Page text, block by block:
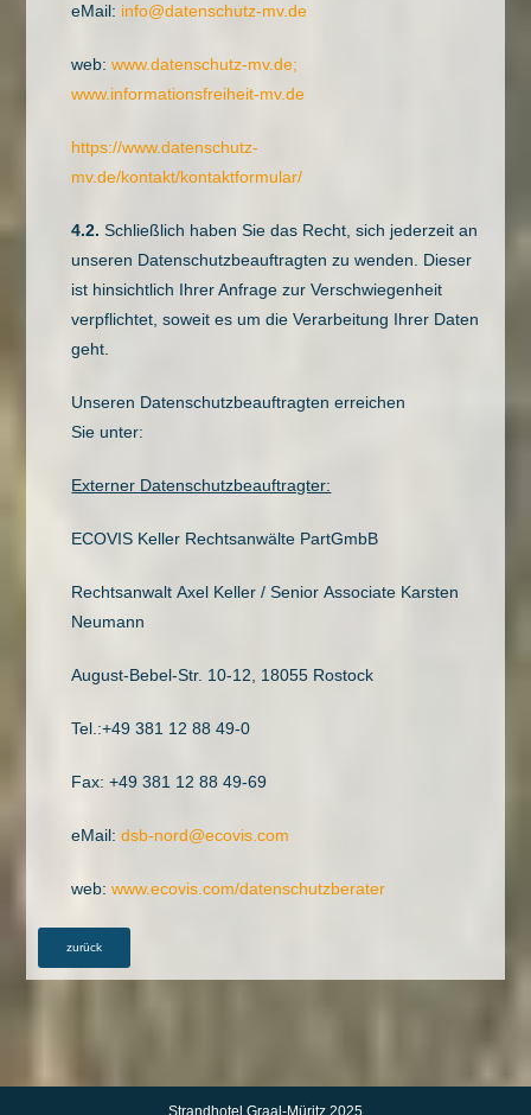
eMail: info@datenschutz-mv.de
web:www.datenschutz-mv.de;
www.informationsfreiheit-mv.de
https://www.datenschutz-
mv.de/kontakt/kontaktformular/
4.2.Schließlich haben Sie das Recht, sich jederzeit an
unseren Datenschutzbeauftragten zu wenden. Dieser
ist hinsichtlich Ihrer Anfrage zur Verschwiegenheit
verpflichtet, soweit es um die Verarbeitung Ihrer Daten
geht.
Unseren Datenschutzbeauftragten erreichen
Sie unter:
Externer Datenschutzbeauftragter:
ECOVIS Keller Rechtsanwälte PartGmbB
Rechtsanwalt Axel Keller / Senior Associate Karsten
Neumann
August-Bebel-Str. 10-12, 18055 Rostock
Tel.:+49 381 12 88 49-0
Fax: +49 381 12 88 49-69
eMail:dsb-nord@ecovis.com
web:www.ecovis.com/datenschutzberater
zurück
Strandhotel Graal-Müritz 2025